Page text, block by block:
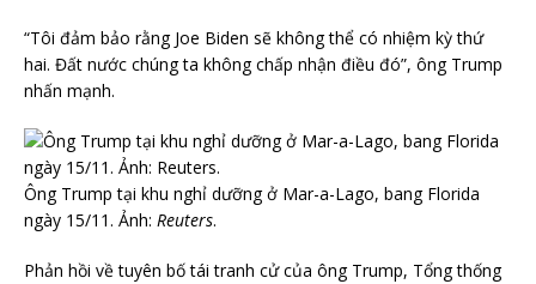
“Tôi đảm bảo rằng Joe Biden sẽ không thể có nhiệm kỳ thứ
hai. Đất nước chúng ta không chấp nhận điều đó”, ông Trump
nhấn mạnh.
Ông Trump tại khu nghỉ dưỡng ở Mar-a-Lago, bang Florida
ngày 15/11. Ảnh: Reuters.
Phản hồi về tuyên bố tái tranh cử của ông Trump, Tổng thống